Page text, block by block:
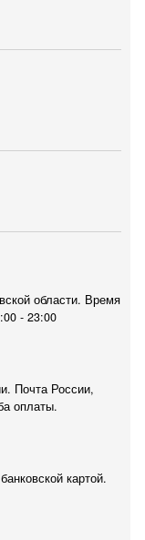
области. Время
- 23:00
Почта России,
оплаты.
картой.